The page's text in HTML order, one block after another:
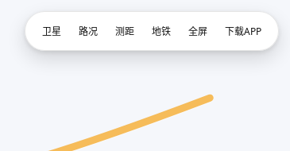
卫星 路况 测距 地铁 全屏 下载APP